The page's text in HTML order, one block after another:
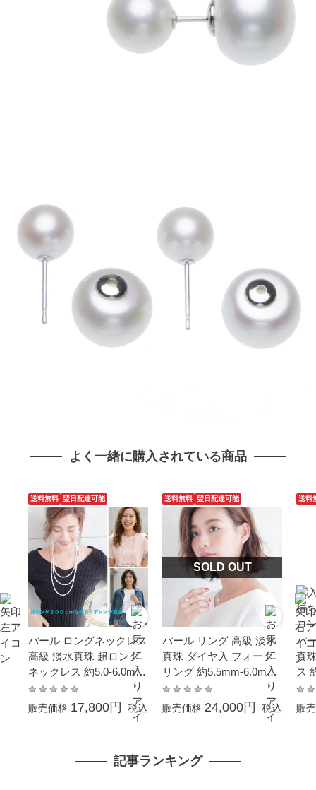
よく一緒に購入されている商品
送料無料 翌日配達可能
パール ロングネックレス
高級 淡水真珠 超ロング
ネックレス 約5.0-6.0mm
200cm シンチュウ 結婚
式 冠婚葬祭 本真珠 成人
式 卒業式 入学式 母の日
対応 オーバルライス 真
販売価格 17,800円 税込
送料無料 翌日配達可能
SOLD OUT
パール リング 高級 淡水
真珠 ダイヤ入 フォーク
リング 約5.5mm-6.0mm
0.02ct K10WG #11-#12
結婚式 冠婚葬祭 本真珠
成人式 卒業式 入学式 母
生石
販売価格 24,000円 税込
送料
パ
真
ス
ー
婚
販
記事ランキング